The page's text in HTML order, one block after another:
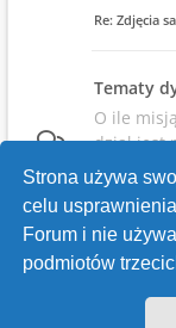
Strona używa
celu
Forum i nie
podmiotów
Re: Zdjęcia
Tematy
O ile
dział jest
swoimi
Re: